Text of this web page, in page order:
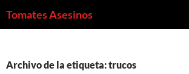
Tomates Asesinos
Archivo de la etiqueta: trucos